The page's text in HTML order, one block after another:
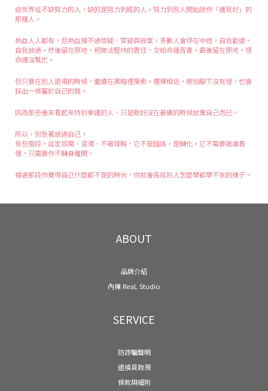
這世界從不缺努力的人，缺的是努力到底的人。努力到別人開始說你「運氣好」的
那種人。
熱血人人都有，但熱血撐不過懷疑、質疑與寂寞。多數人會停在中途，自我勸退，
自我放過。然後留在原地，把無法堅持的責任，交給命運背書。最後留在原地，怪
命運沒幫忙。
但只要在別人退場的時候，繼續在黑暗裡摸索。選擇相信，哪怕腳下沒有燈，也會
踩出一條屬於自己的路。
因為那些後來看起來特別幸運的人，只是剛好沒在最痛的時候放棄自己而已。
所以，別急著放過自己。
有些階段，註定孤獨、混濁、不被理解，它不是錯誤，是轉化。它不需要被誰看
懂，只需要你不轉身離開。
撐過那段你覺得自己什麼都不是的時光，你就會長成別人怎麼學都學不來的樣子。
ABOUT
品牌介紹
內擁 ReaL Studio
SERVICE
防詐騙聲明
退換貨政策
條款與細則